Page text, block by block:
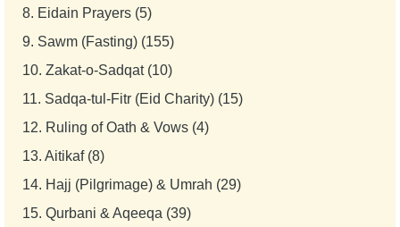
8. Eidain Prayers (5)
9. Sawm (Fasting) (155)
10. Zakat-o-Sadqat (10)
11. Sadqa-tul-Fitr (Eid Charity) (15)
12. Ruling of Oath & Vows (4)
13. Aitikaf (8)
14. Hajj (Pilgrimage) & Umrah (29)
15. Qurbani & Aqeeqa (39)